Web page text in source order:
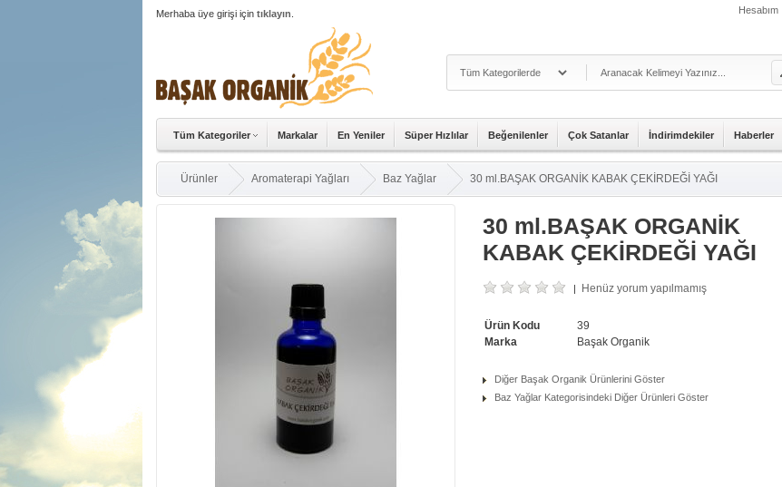
Merhaba üye girişi için tıklayın
Tüm Kategoriler Markalar En Yeniler Süper Hızlılar Beğenilenler Çok Satanlar İndirimdekiler Haberler
Hesabım
Ürünler Aromaterapi Yağları Baz Yağlar 30 ml.BAŞAK ORGANİK KABAK ÇEKİRDEĞİ YAĞI
30 ml.BAŞAK ORGANİK
KABAK ÇEKİRDEĞİ YAĞI
| Henüz yorum yapılmamış
Ürün Kodu
39
Marka
Başak Organik
Diğer Başak Organik Ürünlerini Göster
Baz Yağlar Kategorisindeki Diğer Ürünleri Göster